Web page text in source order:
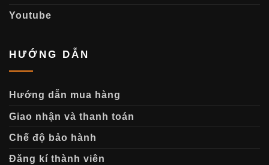
Youtube
HƯỚNG DẪN
Hướng dẫn mua hàng
Giao nhận và thanh toán
Chế độ bảo hành
Đăng kí thành viên